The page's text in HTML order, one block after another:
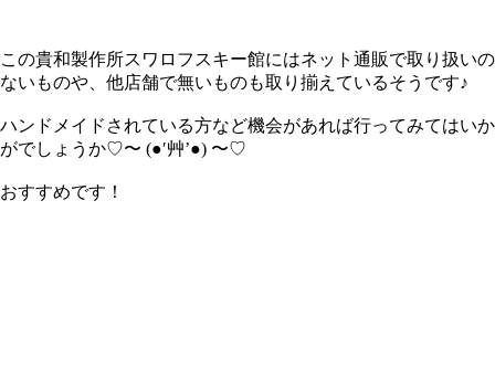
この貴和製作所スワロフスキー館にはネット通販で取り扱いの
ないものや、他店舗で無いものも取り揃えているそうです♪
ハンドメイドされている方など機会があれば行ってみてはいか
がでしょうか♡〜 (●′艸’●) 〜♡
おすすめです！